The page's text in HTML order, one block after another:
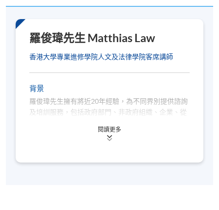
日期 / 時間
逢周二，7:00pm - 9:30pm
修業期
第1-8課: 7:00pm - 9:30pm
第9課: 7:00pm - 9:00pm
羅俊瑋先生 Matthias Law
香港大學專業進修學院人文及法律學院客席講師
背景
羅俊瑋先生擁有將近20年經驗，為不同界別提供諮詢
及培訓服務，包括政府部門、非政府組織、企業、從
經驗，為兒童、家長及在職成年提供教育服務。作為
和理論，令客戶和學員建立深刻實務的知識。
閱讀更多